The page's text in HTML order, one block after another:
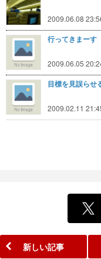
2009.06.08
行ってきまーす
2009.06.05
目標を見誤らせ
2009.02.11
新しい記事